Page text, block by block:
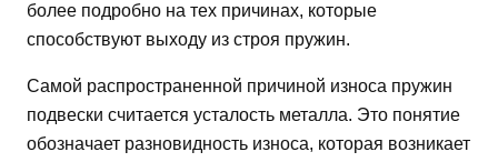
более подробно на тех причинах, которые
способствуют выходу из строя пружин.
Самой распространенной причиной износа пружин
подвески считается усталость металла. Это понятие
обозначает разновидность износа, которая возникает